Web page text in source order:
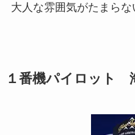
大人な雰囲気がたまらな
１番機パイロット